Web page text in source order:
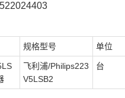
规格型号 单位
飞利浦/Philips223
V5LSB2
台